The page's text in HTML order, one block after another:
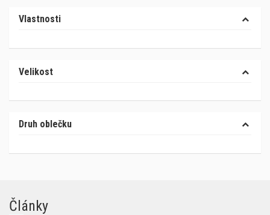
Vlastnosti
Velikost
Druh oblečku
Články